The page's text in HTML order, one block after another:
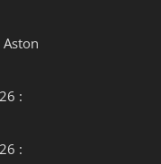
:
: